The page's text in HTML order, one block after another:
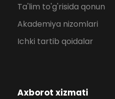
Ta'lim to'g'risida qonun
Akademiya nizomlari
Ichki tartib qoidalar
Axborot xizmati